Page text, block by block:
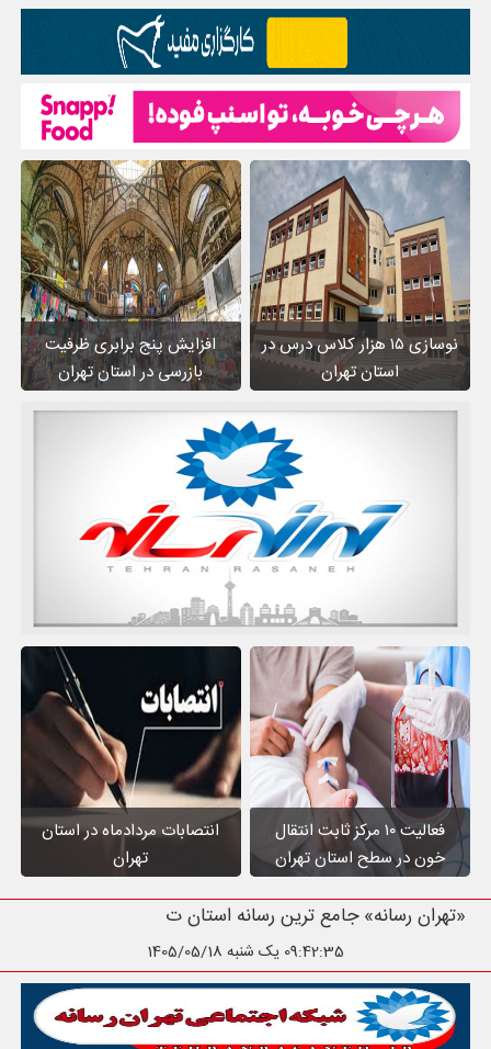
نوسازی ۱۵ هزار کلاس درس در
استان تهران
افزایش پنج برابری ظرفیت
بازرسی در استان تهران
فعالیت ۱۰ مرکز ثابت انتقال
خون در سطح استان تهران
انتصابات مردادماه در استان
تهران
«تهران رسانه» جامع ترین رسانه استان تهران
09:42:36 یک شنبه 1405/05/18